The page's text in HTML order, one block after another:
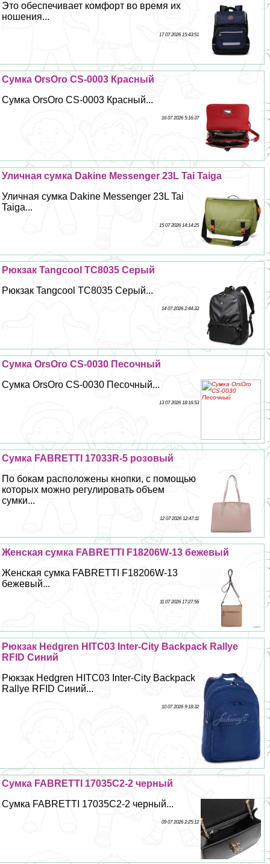
Это обеспечивает комфорт во время их
ношения...
17 07 2026 15:43:51
Сумка OrsOro CS-0003 Красный
Сумка OrsOro CS-0003 Красный...
16 07 2026 5:16:37
Уличная сумка Dakine Messenger 23L Tai Taiga
Уличная сумка Dakine Messenger 23L Tai
Taiga...
15 07 2026 14:14:25
Рюкзак Tangcool TC8035 Серый
Рюкзак Tangcool TC8035 Серый...
14 07 2026 2:44:33
Сумка OrsOro CS-0030 Песочный
Сумка OrsOro CS-0030 Песочный...
13 07 2026 18:16:53
Сумка FABRETTI 17033R-5 розовый
По бокам расположены кнопки, с помощью
которых можно регулировать объем
сумки...
12 07 2026 12:47:11
Женская сумка FABRETTI F18206W-13 бежевый
Женская сумка FABRETTI F18206W-13
бежевый...
11 07 2026 17:27:56
Рюкзак Hedgren HITC03 Inter-City Backpack Rallye
RFID Синий
Рюкзак Hedgren HITC03 Inter-City Backpack
Rallye RFID Синий...
10 07 2026 9:18:32
Сумка FABRETTI 17035C2-2 черный
Сумка FABRETTI 17035C2-2 черный...
09 07 2026 2:25:12